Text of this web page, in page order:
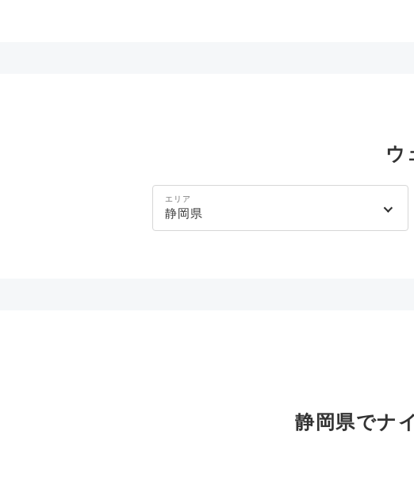
ウ
エリア
静岡県
静岡県でナ